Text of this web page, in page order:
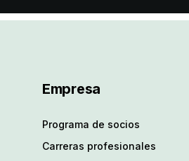
Empresa
Programa de socios
Carreras profesionales